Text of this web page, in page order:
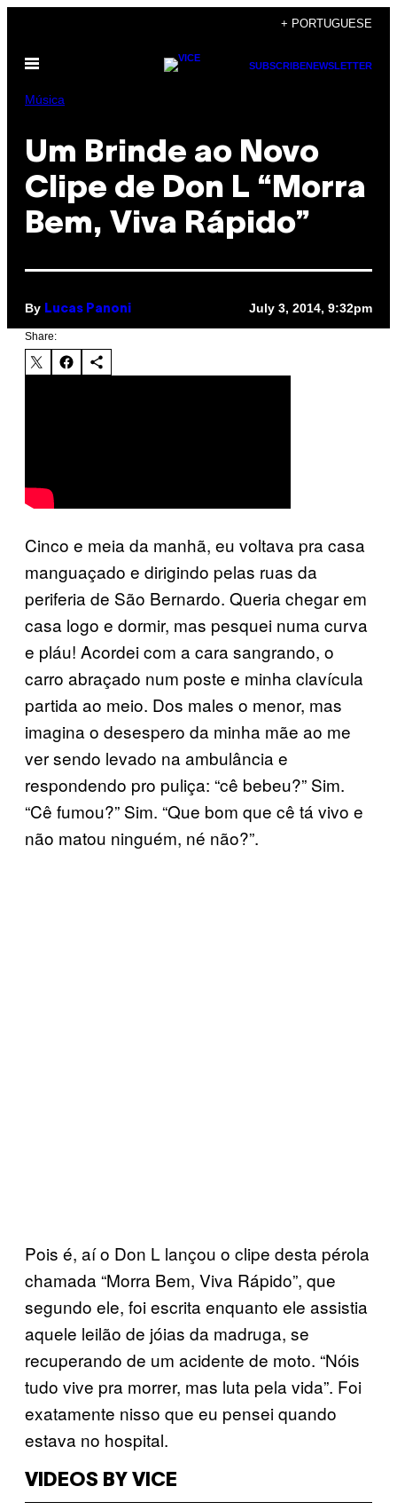
content
+ PORTUGUESE
Open
SUBSCRIBENEWSLETTER
Música
Um Brinde ao Novo
Clipe de Don L “Morra
Bem, Viva Rápido”
By Lucas Panoni July 3, 2014, 9:32pm
Share:
Cinco e meia da manhã, eu voltava pra casa
manguaçado e dirigindo pelas ruas da
periferia de São Bernardo. Queria chegar em
casa logo e dormir, mas pesquei numa curva
e pláu! Acordei com a cara sangrando, o
carro abraçado num poste e minha clavícula
partida ao meio. Dos males o menor, mas
imagina o desespero da minha mãe ao me
ver sendo levado na ambulância e
respondendo pro puliça: “cê bebeu?” Sim.
“Cê fumou?” Sim. “Que bom que cê tá vivo e
não matou ninguém, né não?”.
Pois é, aí o Don L lançou o clipe desta pérola
chamada “Morra Bem, Viva Rápido”, que
segundo ele, foi escrita enquanto ele assistia
aquele leilão de jóias da madruga, se
recuperando de um acidente de moto. “Nóis
tudo vive pra morrer, mas luta pela vida”. Foi
exatamente nisso que eu pensei quando
estava no hospital.
VIDEOS BY VICE